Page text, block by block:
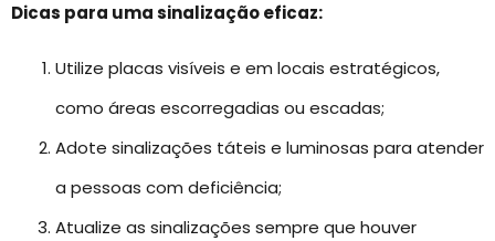
Dicas para uma sinalização eficaz:
Utilize placas visíveis e em locais estratégicos,
como áreas escorregadias ou escadas;
Adote sinalizações táteis e luminosas para atender
a pessoas com deficiência;
Atualize as sinalizações sempre que houver